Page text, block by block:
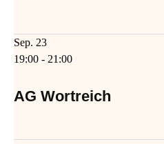
Sep. 23
19:00 - 21:00
AG Wortreich